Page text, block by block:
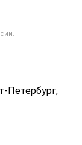
Петербург,